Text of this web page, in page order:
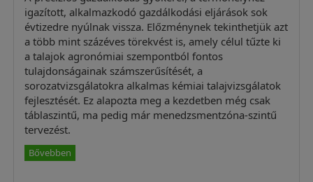
igazított, alkalmazkodó gazdálkodási eljárások sok
évtizedre nyúlnak vissza. Előzménynek tekinthetjük azt
a több mint százéves törekvést is, amely célul tűzte ki
a talajok agronómiai szempontból fontos
tulajdonságainak számszerűsítését, a
sorozatvizsgálatokra alkalmas kémiai talajvizsgálatok
fejlesztését. Ez alapozta meg a kezdetben még csak
táblaszintű, ma pedig már menedzsmentzóna-szintű
tervezést.
Bővebben